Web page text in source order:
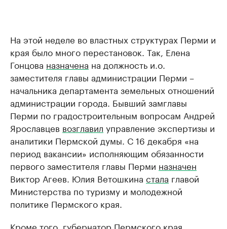
На этой неделе во властных структурах Перми и
края было много перестановок. Так, Елена
Гонцова назначена на должность и.о.
заместителя главы администрации Перми –
начальника департамента земельных отношений
администрации города. Бывший замглавы
Перми по градостроительным вопросам Андрей
Ярославцев возглавил управление экспертизы и
аналитики Пермской думы. С 16 декабря «на
период вакансии» исполняющим обязанности
первого заместителя главы Перми назначен
Виктор Агеев. Юлия Ветошкина стала главой
Министерства по туризму и молодежной
политике Пермского края.
Кроме того, губернатор Пермского края